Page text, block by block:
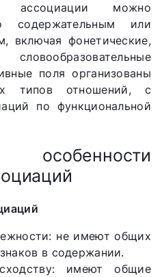
ассоциации можно
содержательным или
включая фонетические,
поля организованы
типов отношений, с
по функциональной
не имеют общих
в содержании.
имеют общие